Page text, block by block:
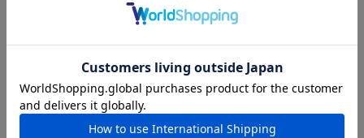
●アクション ： ソフト波動バイブレーション
個